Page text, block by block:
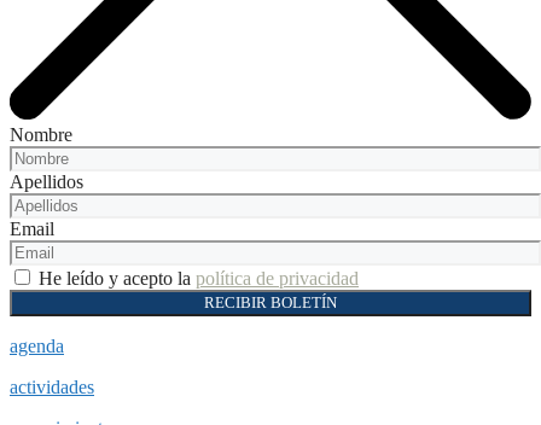
Nombre
Apellidos
Email
He leído y acepto la política de privacidad
RECIBIR BOLETÍN
agenda
actividades